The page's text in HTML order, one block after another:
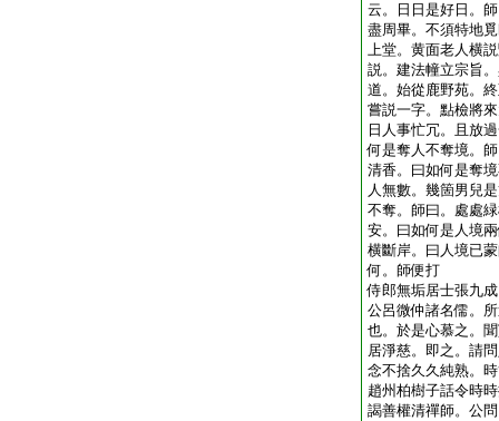
云。日日是好日。
盡周畢。不須特地
上堂。黄面老人横
説。建法幢立宗旨
道。始從鹿野苑。
嘗説一字。點檢將
日人事忙冗。且放
何是奪人不奪境。
清香。曰如何是奪
人無數。幾箇男兒
不奪。師曰。處處
安。曰如何是人境
横斷岸。曰人境已
何。師便打
侍郎無垢居士張九
公呂微仲諸名儒。
也。於是心慕之。
居淨慈。即之。請
念不捨久久純熟。
趙州柏樹子話令時
謁善權清禪師。公